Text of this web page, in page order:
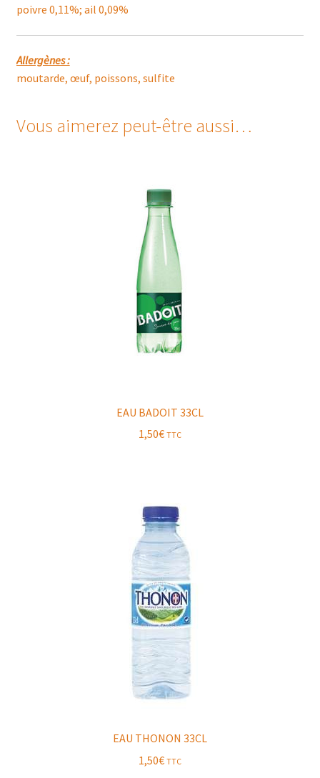
poivre 0,11%; ail 0,09%
Allergènes :
moutarde, œuf, poissons, sulfite
Vous aimerez peut-être aussi…
EAU BADOIT 33CL
1,50€ TTC
EAU THONON 33CL
1,50€ TTC